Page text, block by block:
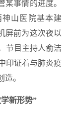
事情的进度。
神山医院基本建
屏前为这次夜以
节目主持人俞洁
印证着与肺炎疫
。
新形势”